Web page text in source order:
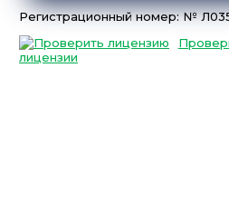
Регистрационный номер: №
лицензии